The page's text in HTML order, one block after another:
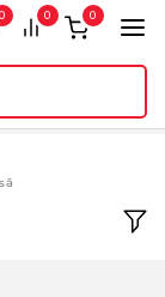
0 0 0